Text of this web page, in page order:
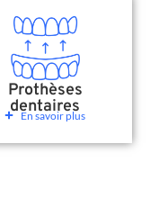
Prothèses
dentaires
En savoir plus